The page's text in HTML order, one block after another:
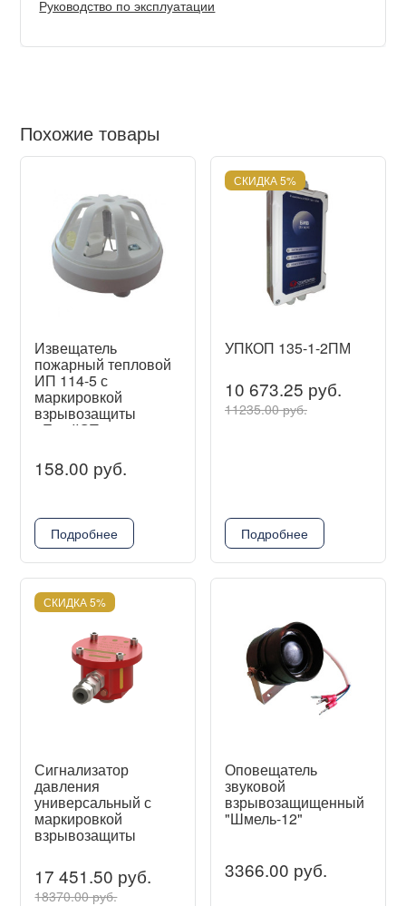
Руководство по эксплуатации
Похожие товары
Извещатель
пожарный тепловой
ИП 114-5 с
маркировкой
взрывозащиты
0ЕхiаIIСT6
158.00 руб.
Подробнее
СКИДКА 5%
УПКОП 135-1-2ПМ
10 673.25 руб.
11235.00 руб.
Подробнее
СКИДКА 5%
Сигнализатор
давления
универсальный с
маркировкой
взрывозащиты
17 451.50 руб.
18370.00 руб.
Оповещатель
звуковой
взрывозащищенный
"Шмель-12"
3366.00 руб.